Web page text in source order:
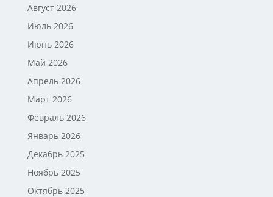
Август 2026
Июль 2026
Июнь 2026
Май 2026
Апрель 2026
Март 2026
Февраль 2026
Январь 2026
Декабрь 2025
Ноябрь 2025
Октябрь 2025